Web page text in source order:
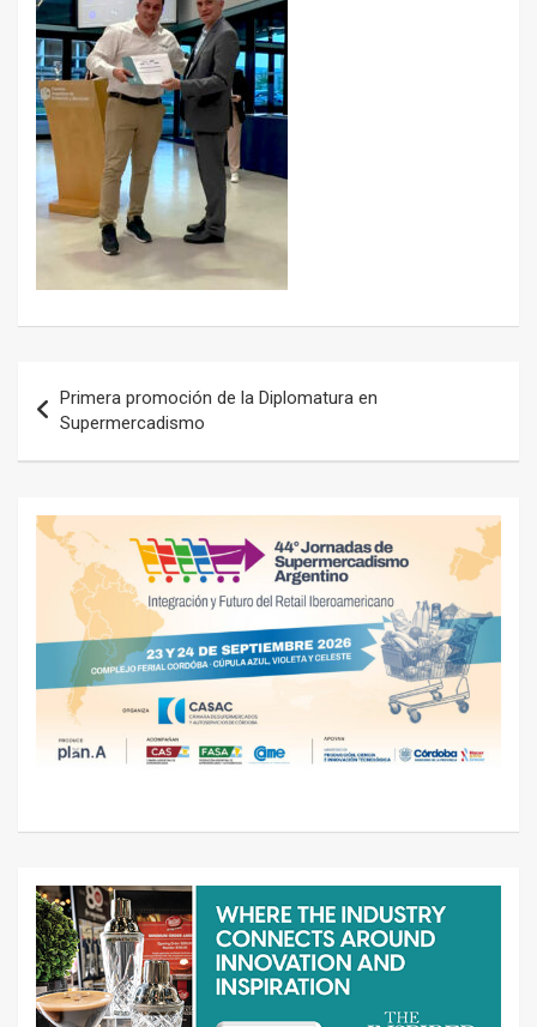
de
entradas
Primera promoción de la Diplomatura en
Supermercadismo